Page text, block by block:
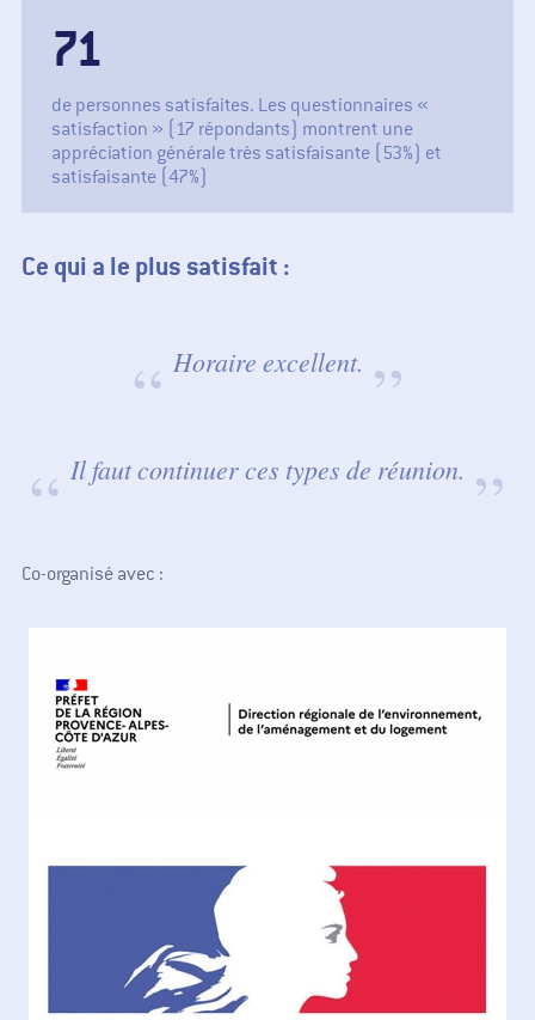
86
de personnes satisfaites. Les questionnaires «
satisfaction » (17 répondants) montrent une
appréciation générale très satisfaisante (53%) et
satisfaisante (47%)
Ce qui a le plus satisfait :
Horaire excellent.
Il faut continuer ces types de réunion.
Co-organisé avec :